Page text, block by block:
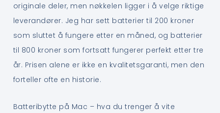
originale deler, men nøkkelen ligger i å velge riktige
leverandører. Jeg har sett batterier til 200 kroner
som sluttet å fungere etter en måned, og batterier
til 800 kroner som fortsatt fungerer perfekt etter tre
år. Prisen alene er ikke en kvalitetsgaranti, men den
forteller ofte en historie.
Batteribytte på Mac – hva du trenger å vite